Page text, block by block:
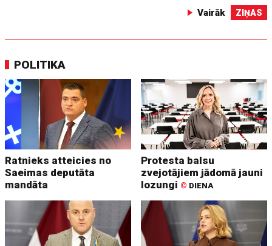
Vairāk ZIŅAS
POLITIKA
Ratnieks atteicies no
Saeimas deputāta
mandāta
Protesta balsu
zvejotājiem jādomā jauni
lozungi © DIENA